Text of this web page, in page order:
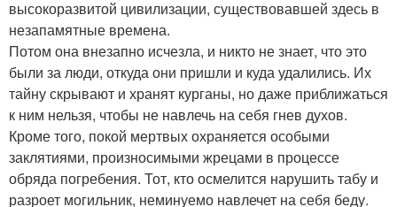
высокоразвитой цивилизации, существовавшей здесь в
незапамятные времена.
Потом она внезапно исчезла, и никто не знает, что это
были за люди, откуда они пришли и куда удалились. Их
тайну скрывают и хранят курганы, но даже приближаться
к ним нельзя, чтобы не навлечь на себя гнев духов.
Кроме того, покой мертвых охраняется особыми
заклятиями, произносимыми жрецами в процессе
обряда погребения. Тот, кто осмелится нарушить табу и
разроет могильник, неминуемо навлечет на себя беду.